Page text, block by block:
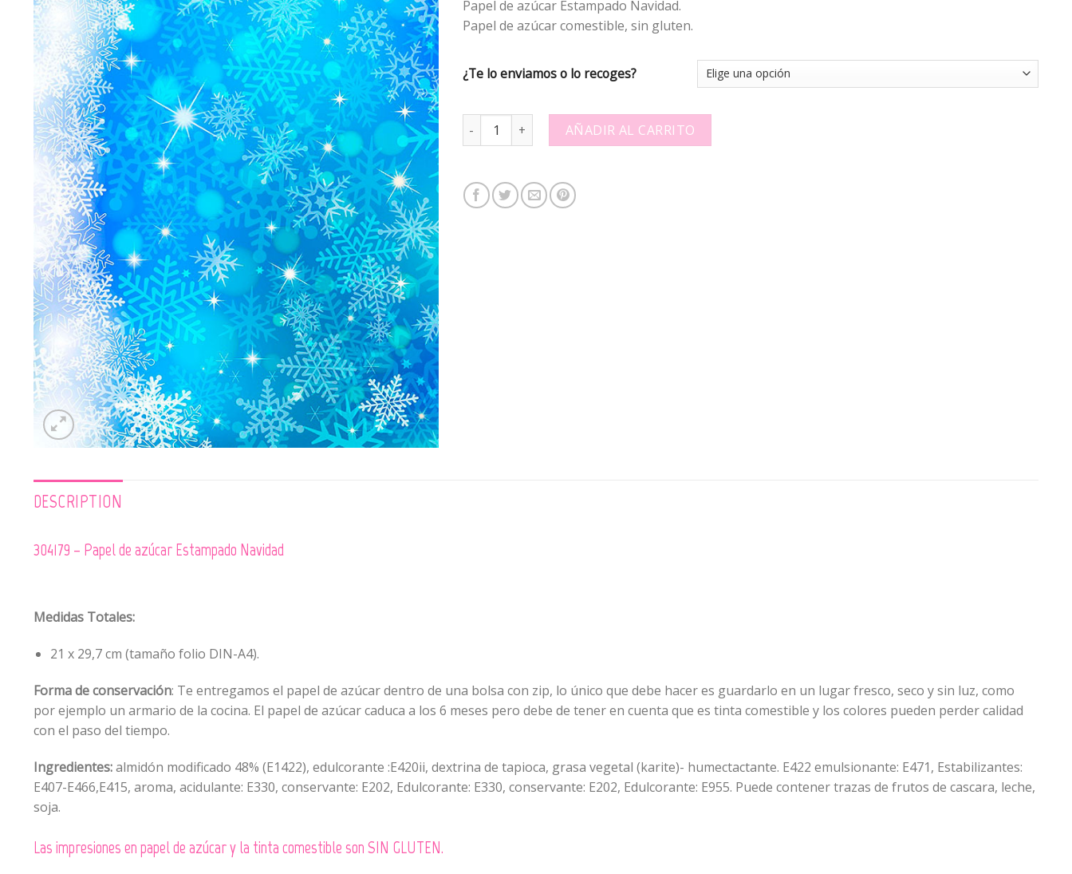
Papel de azúcar Estampado Navidad.
Papel de azúcar comestible, sin gluten.
¿Te lo enviamos o lo recoges?
Papel de azúcar Estampado 304179 quantity
AÑADIR AL CARRITO
DESCRIPTION
304179 – Papel de azúcar Estampado Navidad
Medidas Totales:
21 x 29,7 cm (tamaño folio DIN-A4).
Forma de conservación: Te entregamos el papel de azúcar dentro de una bolsa con zip, lo único que debe hacer es guardarlo en un lugar fresco, seco y sin luz, como
por ejemplo un armario de la cocina. El papel de azúcar caduca a los 6 meses pero debe de tener en cuenta que es tinta comestible y los colores pueden perder calidad
con el paso del tiempo.
Ingredientes:almidón modificado 48% (E1422), edulcorante :E420ii, dextrina de tapioca, grasa vegetal (karite)- humectactante. E422 emulsionante: E471, Estabilizantes:
E407-E466,E415, aroma, acidulante: E330, conservante: E202, Edulcorante: E330, conservante: E202, Edulcorante: E955. Puede contener trazas de frutos de cascara, leche,
soja.
Las impresiones en papel de azúcar y la tinta comestible son SIN GLUTEN.